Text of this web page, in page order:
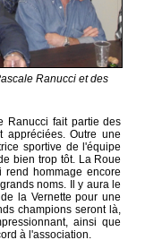
Ranucci et des
Ranucci fait partie des
appréciées. Outre une
sportive de l'équipe
bien trop tôt. La Roue
hommage encore
noms. Il y aura le
la Vernette pour une
champions seront là,
ainsi que
à l'association.